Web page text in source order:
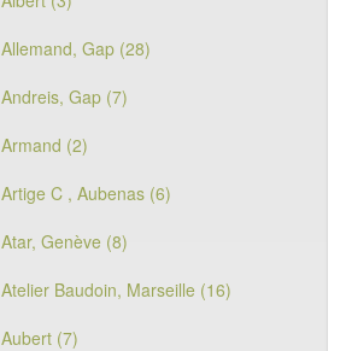
Allemand, Gap (28)
Andreis, Gap (7)
Armand (2)
Artige C , Aubenas (6)
Atar, Genève (8)
Atelier Baudoin, Marseille (16)
Aubert (7)